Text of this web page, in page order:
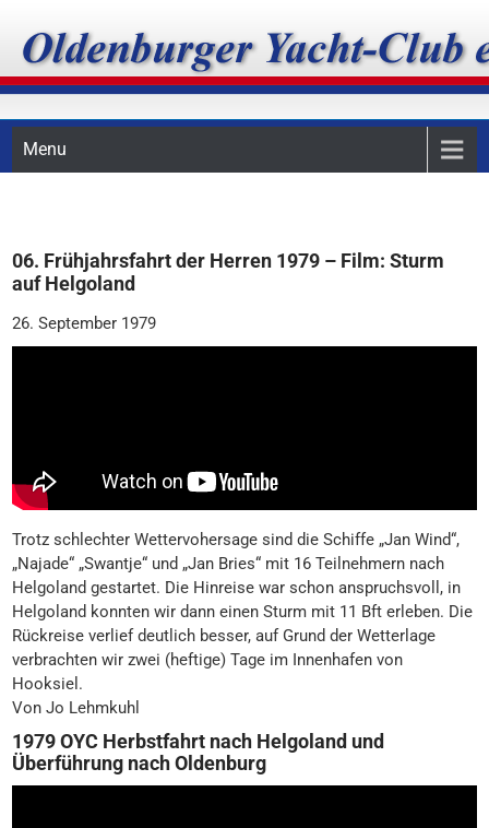
content
Oldenburger Yacht-Club
e.V.
Menu
06. Frühjahrsfahrt der Herren 1979 – Film: Sturm
auf Helgoland
26. September 1979
Trotz schlechter Wettervohersage sind die Schiffe „Jan Wind“,
„Najade“ „Swantje“ und „Jan Bries“ mit 16 Teilnehmern nach
Helgoland gestartet. Die Hinreise war schon anspruchsvoll, in
Helgoland konnten wir dann einen Sturm mit 11 Bft erleben. Die
Rückreise verlief deutlich besser, auf Grund der Wetterlage
verbrachten wir zwei (heftige) Tage im Innenhafen von
Hooksiel.
Von Jo Lehmkuhl
1979 OYC Herbstfahrt nach Helgoland und
Überführung nach Oldenburg